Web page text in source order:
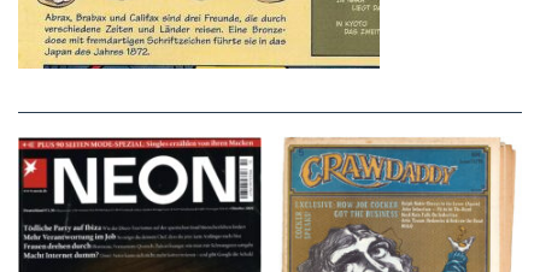
NEON – OKTOBER
2008
Crawdaddy – June/11/72